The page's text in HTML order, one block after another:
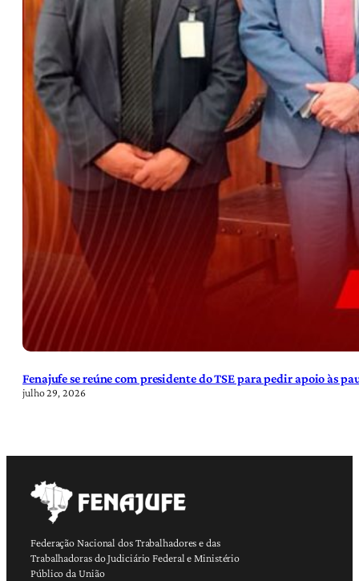
Fenajufe se reúne com presidente do TSE para pedir apoio às
julho 29, 2026
Federação Nacional dos Trabalhadores e das
Trabalhadoras do Judiciário Federal e Ministério
Público da União